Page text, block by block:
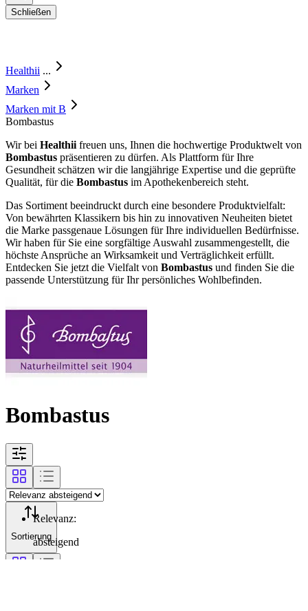
Schließen
Healthii ...
Marken
Marken mit B
Bombastus
Wir bei Healthii freuen uns, Ihnen die hochwertige Produktwelt von
Bombastus präsentieren zu dürfen. Als Plattform für Ihre
Gesundheit schätzen wir die langjährige Expertise und die geprüfte
Qualität, für die Bombastus im Apothekenbereich steht.
Das Sortiment beeindruckt durch eine besondere Produktvielfalt:
Von bewährten Klassikern bis hin zu innovativen Neuheiten bietet
die Marke passgenaue Lösungen für Ihre individuellen Bedürfnisse.
Wir haben für Sie eine sorgfältige Auswahl zusammengestellt, die
höchste Ansprüche an Wirksamkeit und Verträglichkeit erfüllt.
Entdecken Sie jetzt die Vielfalt von Bombastus und finden Sie die
passende Unterstützung für Ihr persönliches Wohlbefinden.
Bombastus
Sortierung
Relevanz:
absteigend